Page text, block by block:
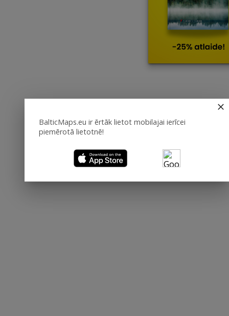
BalticMaps.eu ir ērtāk lietot mobilajai ierīcei
piemērotā lietotnē!